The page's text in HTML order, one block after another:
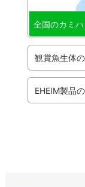
全国のカミ
観賞魚生体
EHEIM製品